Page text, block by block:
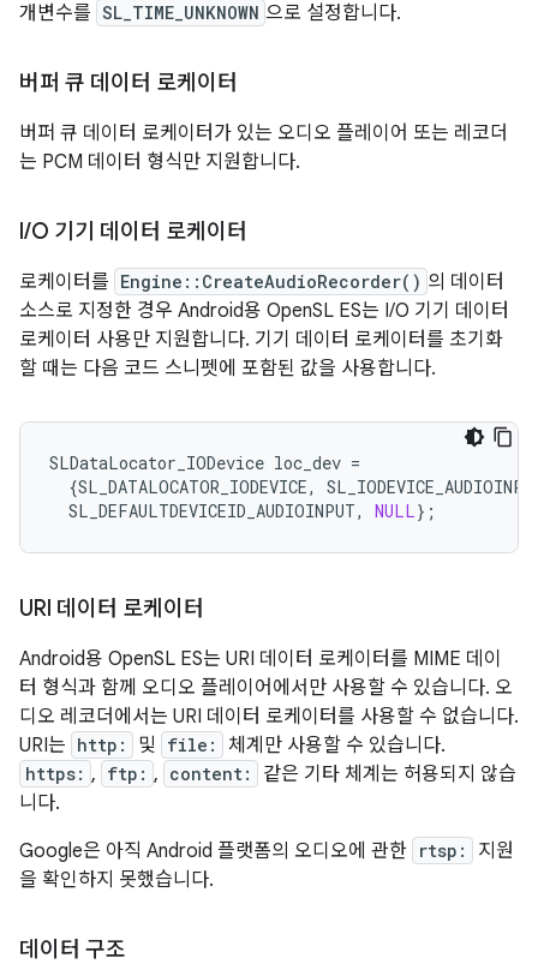
개변수를 SL_TIME_UNKNOWN 으로 설정합니다.
버퍼 큐 데이터 로케이터
버퍼 큐 데이터 로케이터가 있는 오디오 플레이어 또는 레코더
는 PCM 데이터 형식만 지원합니다.
/O 기기 데이터 로케이터
로케이터를 Engine::CreateAudioRecorder() 의 데이터
소스로 지정한 경우 Android용 OpenSL ES는 I/O 기기 데이터
로케이터 사용만 지원합니다. 기기 데이터 로케이터를 초기화
할 때는 다음 코드 스니펫에 포함된 값을 사용합니다.
SLDataLocator_IODevice loc_dev =
{SL_DATALOCATOR_IODEVICE,
SL_DEFAULTDEVICEID_AUDIOINPUT, NULL};
URI 데이터 로케이터
Android용 OpenSL ES는 URI 데이터 로케이터를 MIME 데이
터 형식과 함께 오디오 플레이어에서만 사용할 수 있습니다. 오
디오 레코더에서는 URI 데이터 로케이터를 사용할 수 없습니다.
URI는 http: 및 file: 체계만 사용할 수 있습니다.
https: , ftp: , content:
같은 기타 체계는 허용되지 않습
니다.
Google은 아직 Android 플랫폼의 오디오에 관한 rtsp:
지원
을 확인하지 못했습니다.
데이터 구조